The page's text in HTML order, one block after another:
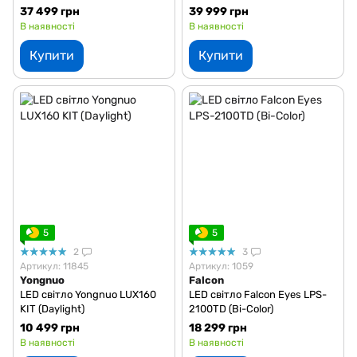
37 499 грн
В наявності
Купити
39 999 грн
В наявності
Купити
5
2
Артикул: 11845
Yongnuo
LED світло Yongnuo LUX160
KIT (Daylight)
10 499 грн
В наявності
5
3
Артикул: 1059
Falcon
LED світло Falcon Eyes LPS-
2100TD (Bi-Color)
18 299 грн
В наявності